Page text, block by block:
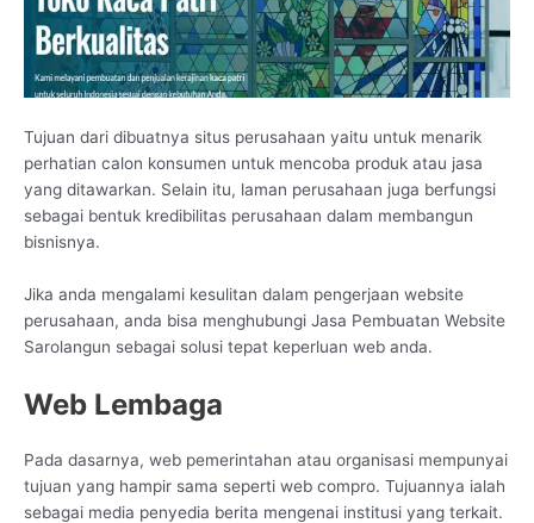
Tujuan dari dibuatnya situs perusahaan yaitu untuk menarik
perhatian calon konsumen untuk mencoba produk atau jasa
yang ditawarkan. Selain itu, laman perusahaan juga berfungsi
sebagai bentuk kredibilitas perusahaan dalam membangun
bisnisnya.
Jika anda mengalami kesulitan dalam pengerjaan website
perusahaan, anda bisa menghubungi Jasa Pembuatan Website
Sarolangun sebagai solusi tepat keperluan web anda.
Web Lembaga
Pada dasarnya, web pemerintahan atau organisasi mempunyai
tujuan yang hampir sama seperti web compro. Tujuannya ialah
sebagai media penyedia berita mengenai institusi yang terkait.